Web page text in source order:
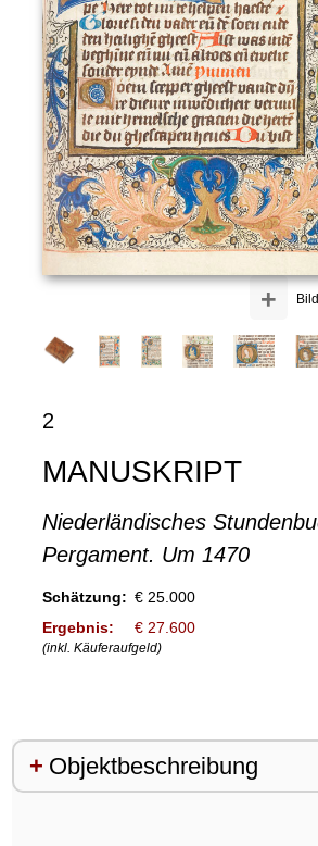
+
2
MANUSKRIPT
Niederländisches
Pergament. Um 1470
Schätzung: € 25.000
Ergebnis:
€ 27.600
(inkl. Käuferaufgeld)
Objektbeschreibung